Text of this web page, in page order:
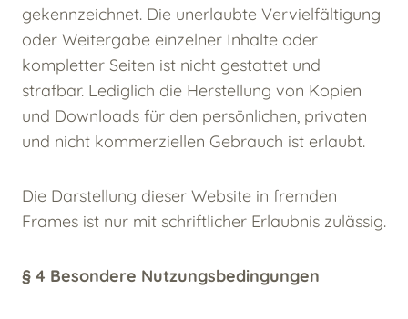
gekennzeichnet. Die unerlaubte Vervielfältigung
oder Weitergabe einzelner Inhalte oder
kompletter Seiten ist nicht gestattet und
strafbar. Lediglich die Herstellung von Kopien
und Downloads für den persönlichen, privaten
und nicht kommerziellen Gebrauch ist erlaubt.
Die Darstellung dieser Website in fremden
Frames ist nur mit schriftlicher Erlaubnis zulässig.
§ 4 Besondere Nutzungsbedingungen